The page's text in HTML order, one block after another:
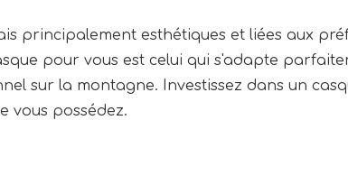
principalement esthétiques et liées aux
pour vous est celui qui s'adapte
sur la montagne. Investissez dans un
vous possédez.